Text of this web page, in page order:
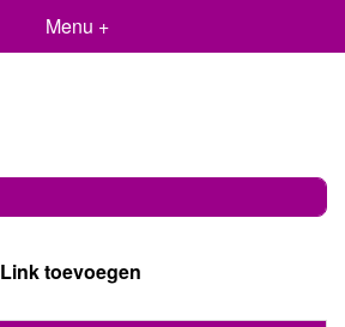
Menu +
Link toevoegen